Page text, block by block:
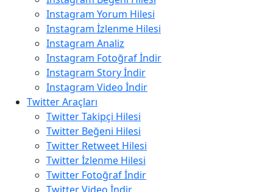
Instagram Yorum Hilesi
Instagram İzlenme Hilesi
Instagram Analiz
Instagram Fotoğraf İndir
Instagram Story İndir
Instagram Video İndir
Twitter Araçları
Twitter Takipçi Hilesi
Twitter Beğeni Hilesi
Twitter Retweet Hilesi
Twitter İzlenme Hilesi
Twitter Fotoğraf İndir